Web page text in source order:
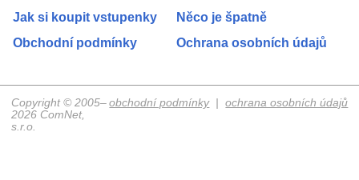
Jak si koupit vstupenky
Něco je špatně
Obchodní podmínky
Ochrana osobních údajů
obchodní podmínky|ochrana osobních údajů
Copyright © 2005–
2026 ComNet,
s.r.o.